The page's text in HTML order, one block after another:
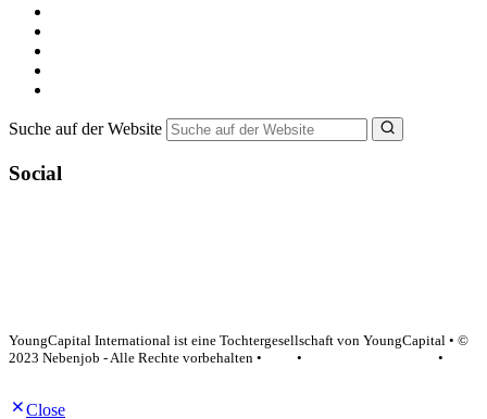
Suche auf der Website
Social
YoungCapital International ist eine Tochtergesellschaft von YoungCapital • ©
2023 Nebenjob - Alle Rechte vorbehalten •
•
•
Close